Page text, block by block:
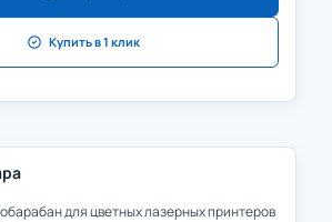
Купить в 1 клик
для цветных лазерных принтеров